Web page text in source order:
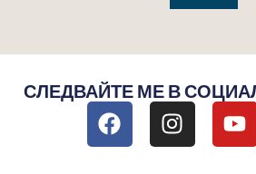
СЛЕДВАЙТЕ МЕ В